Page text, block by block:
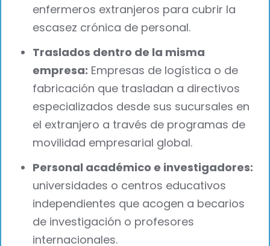
enfermeros extranjeros para cubrir la
escasez crónica de personal.
Traslados dentro de la misma
empresa: Empresas de logística o de
fabricación que trasladan a directivos
especializados desde sus sucursales en
el extranjero a través de programas de
movilidad empresarial global.
Personal académico e investigadores:
universidades o centros educativos
independientes que acogen a becarios
de investigación o profesores
internacionales.